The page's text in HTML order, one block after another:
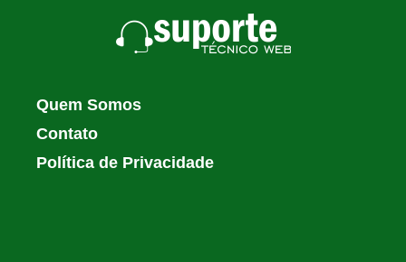
Quem Somos
Contato
Política de Privacidade